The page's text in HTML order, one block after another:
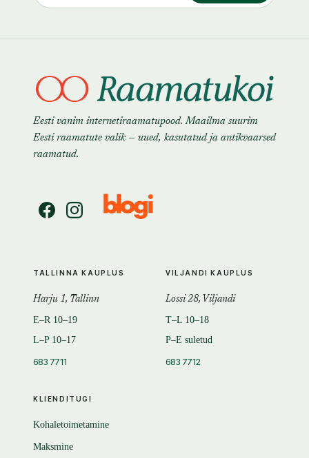
Eesti vanim internetiraamatupood. Maailma suurim
Eesti raamatute valik — uued, kasutatud ja antikvaarsed
raamatud.
KLIENDITUGI
Kohaletoimetamine
Maksmine
TALLINNA KAUPLUS
Harju 1, Tallinn
E–R 10–19
L–P 10–17
683 7711
VILJANDI KAUPLUS
Lossi 28, Viljandi
T–L 10–18
P–E suletud
683 7712